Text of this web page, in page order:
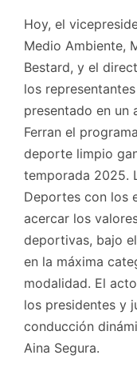
Hoy, el
Medio Ambiente,
Bestard, y el
los
presentado en un
Ferran el
deporte limpio
temporada 2025.
Deportes con los
acercar los
deportivas, bajo
en la máxima
modalidad. El
los presidentes y
conducción
Aina Segura.